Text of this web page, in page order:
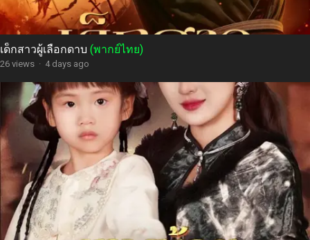
เด็กสาวผู้เลือกดาบ (พากย์ไทย)
26 views · 4 days ago